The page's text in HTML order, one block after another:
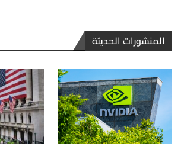
المنشورات الحديثة